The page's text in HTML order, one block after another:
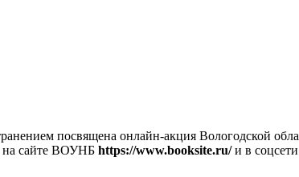
посвящена онлайн-акция Вологодской
на сайте ВОУНБ https://www.booksite.ru/и в